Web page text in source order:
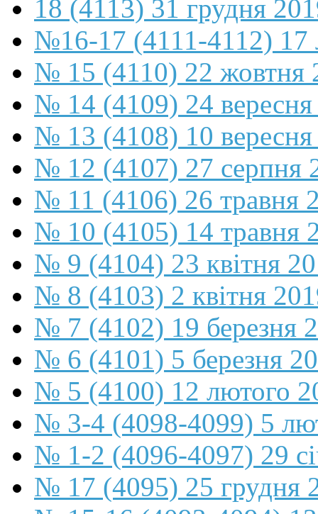
18 (4113) 31 грудня
№16-17 (4111-4112) 17
№ 15 (4110) 22 жовтня
№ 14 (4109) 24
№ 13 (4108) 10
№ 12 (4107) 27 серпня
№ 11 (4106) 26 травня
№ 10 (4105) 14 травня
№ 9 (4104) 23 квітня
№ 8 (4103) 2 квітня
№ 7 (4102) 19 березня
№ 6 (4101) 5 березня
№ 5 (4100) 12 лютого
№ 3-4 (4098-4099) 5
№ 1-2 (4096-4097) 29
№ 17 (4095) 25 грудня